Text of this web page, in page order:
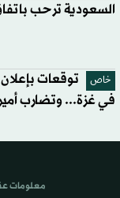
السعودية ترحب
خاص
توقعات بإعلان
في غزة... وتضارب
معلومات